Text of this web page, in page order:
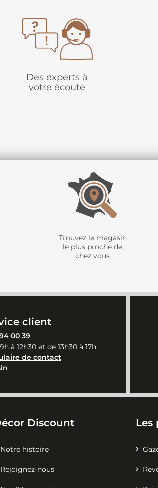
Des experts à
votre écoute
Trouvez le magasin
le plus proche de
chez vous
client
00 39
à 12h30 et de 13h30 à 17h
de contact
Discount
Notre histoire
Rejoignez-nous
Les